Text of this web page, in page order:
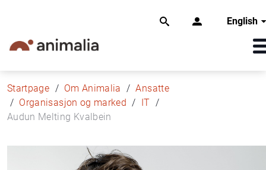
English
Startpage Om Animalia
Ansatte
Organisasjon og marked
IT
Audun Melting Kvalbein